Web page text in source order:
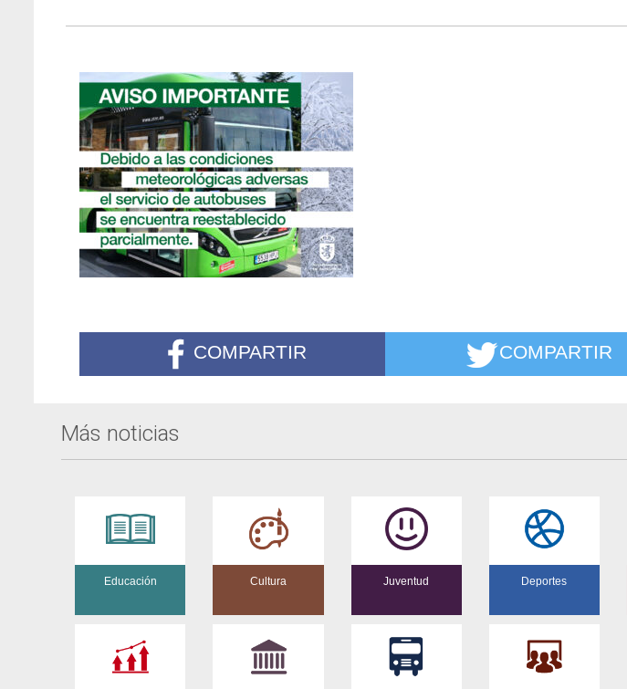
COMPARTIR COMPARTIR
Más noticias
Educación Cultura Juventud Deportes